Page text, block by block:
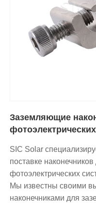
Заземляющие
SIC Solar
поставке
фотоэлектрических
Мы известны своими
наконечниками для